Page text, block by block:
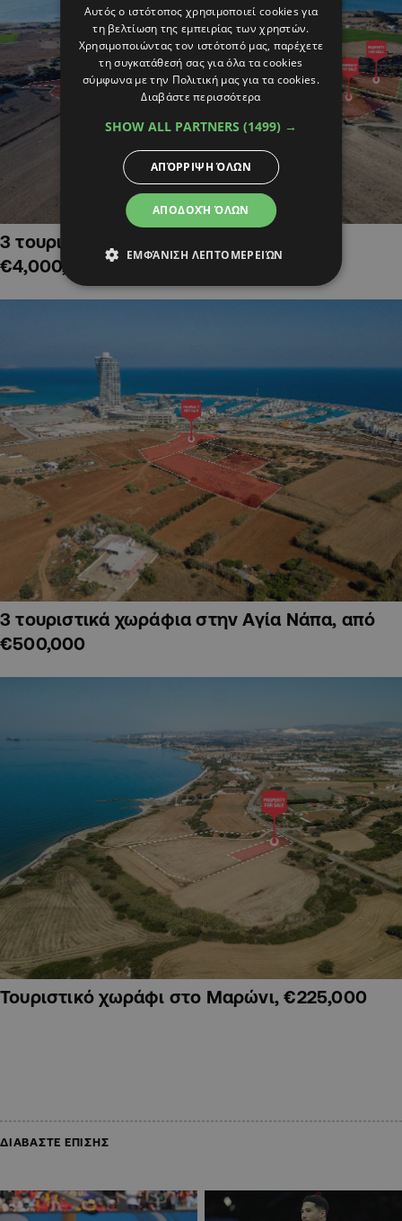
3 τουριστικά χωράφια στην Αλαμινό,
€4,000,000
3 τουριστικά χωράφια στην Αγία Νάπα, από
€500,000
Τουριστικό χωράφι στο Μαρώνι, €225,000
ΔΙΑΒΑΣΤΕ ΕΠΙΣΗΣ
Αυτός ο ιστότοπος χρησιμοποιεί cookies για
τη βελτίωση της εμπειρίας των χρηστών.
Χρησιμοποιώντας τον ιστότοπό μας, παρέχετε
τη συγκατάθεσή σας για όλα τα cookies
σύμφωνα με την Πολιτική μας για τα cookies.
Διαβάστε περισσότερα
SHOW ALL PARTNERS (1499) →
ΑΠΟΔΟΧΉ ΌΛΩΝ
ΑΠΌΡΡΙΨΗ ΌΛΩΝ
ΕΜΦΆΝΙΣΗ ΛΕΠΤΟΜΕΡΕΙΏΝ